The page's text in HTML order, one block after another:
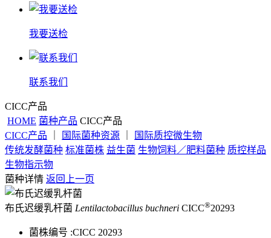
我要送检
联系我们
CICC产品
HOME 菌种产品 CICC产品
CICC产品
国际菌种资源
国际质控微生物
传统发酵菌种 标准菌株 益生菌 生物饲料／肥料菌种 质控样品
生物指示物
菌种详情 返回上一页
布氏迟缓乳杆菌 Lentilactobacillus buchneri CICC®20293
菌株编号 :CICC 20293